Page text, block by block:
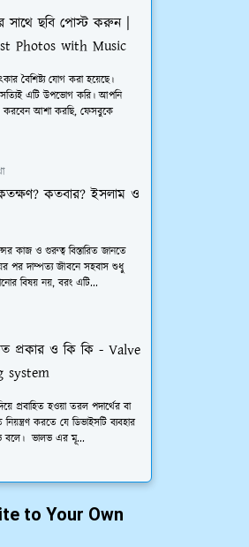
সাথে ছবি পোস্ট করুন |
Photos with Music
বৈশিষ্ট্য যোগ করা হয়েছে।
সত্যিই এটি উপভোগ করি। আপনি
করবেন আশা করছি, ফেসবুকে
কতবার? ইসলাম ও
কাজ ও গুরুত্ব বিস্তারিত জানতে
পর দাম্পত্য জীবনে সহবাস শুধু
বিষয় নয়, বরং এটি...
প্রকার ও কি কি - Valve
system
প্রবাহিত হওয়া তরল পদার্থের বা
নিয়ন্ত্রণ করতে যে ডিভাইসটি ব্যবহার
বলে। ভালভ এর মূ...
to Your Own